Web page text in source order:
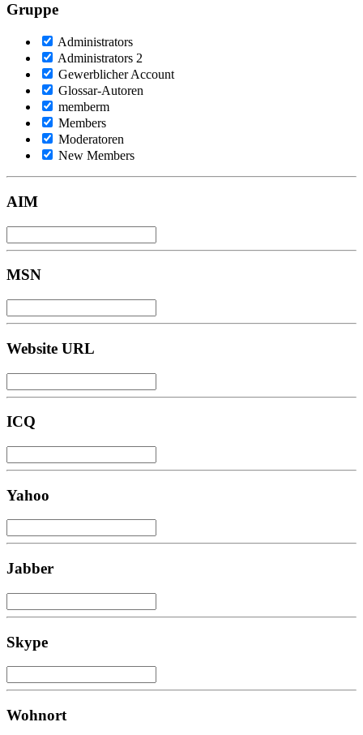
Gruppe
Administrators
Administrators 2
Gewerblicher Account
Glossar-Autoren
memberm
Members
Moderatoren
New Members
AIM
MSN
Website URL
ICQ
Yahoo
Jabber
Skype
Wohnort